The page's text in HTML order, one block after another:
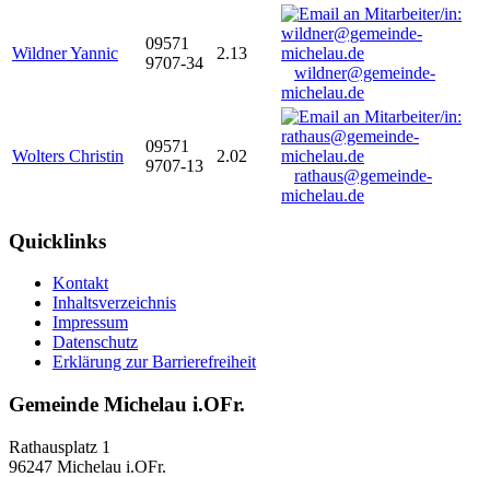
Wildner Yannic
09571
9707-34
2.13
wildner@gemeinde-
michelau.de
Wolters Christin
09571
9707-13
2.02
rathaus@gemeinde-
michelau.de
Quicklinks
Kontakt
Inhaltsverzeichnis
Impressum
Datenschutz
Erklärung zur Barrierefreiheit
Gemeinde Michelau i.OFr.
Rathausplatz 1
96247 Michelau i.OFr.